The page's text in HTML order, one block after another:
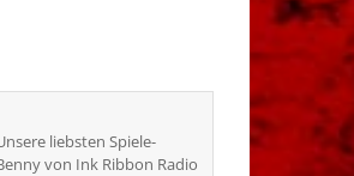
liebsten Spiele-
von Ink Ribbon Radio